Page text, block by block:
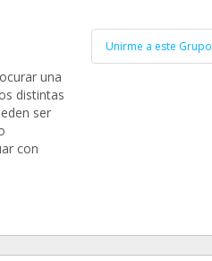
una
distintas
ser
con
Unirme a este Grupo